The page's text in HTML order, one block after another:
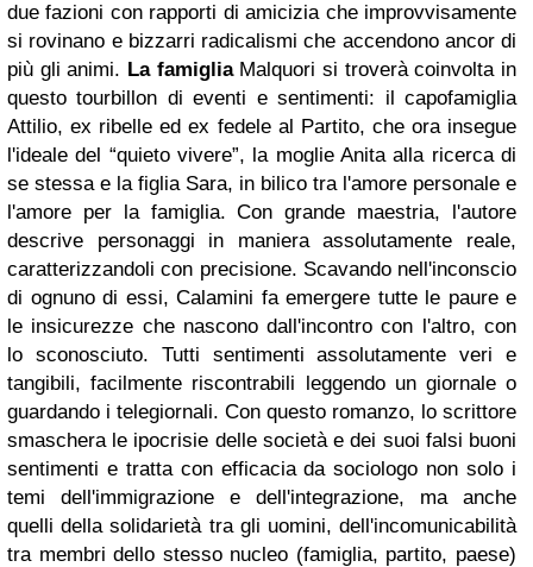
due fazioni con rapporti di amicizia che improvvisamente
si rovinano e bizzarri radicalismi che accendono ancor di
più gli animi. La famigliaMalquori si troverà coinvolta in
questo tourbillon di eventi e sentimenti: il capofamiglia
Attilio, ex ribelle ed ex fedele al Partito, che ora insegue
l'ideale del “quieto vivere”, la moglie Anita alla ricerca di
se stessa e la figlia Sara, in bilico tra l'amore personale e
l'amore per la famiglia. Con grande maestria, l'autore
descrive personaggi in maniera assolutamente reale,
caratterizzandoli con precisione. Scavando nell'inconscio
di ognuno di essi, Calamini fa emergere tutte le paure e
le insicurezze che nascono dall'incontro con l'altro, con
lo sconosciuto. Tutti sentimenti assolutamente veri e
tangibili, facilmente riscontrabili leggendo un giornale o
guardando i telegiornali. Con questo romanzo, lo scrittore
smaschera le ipocrisie delle società e dei suoi falsi buoni
sentimenti e tratta con efficacia da sociologo non solo i
temi dell'immigrazione e dell'integrazione, ma anche
quelli della solidarietà tra gli uomini, dell'incomunicabilità
tra membri dello stesso nucleo (famiglia, partito, paese)